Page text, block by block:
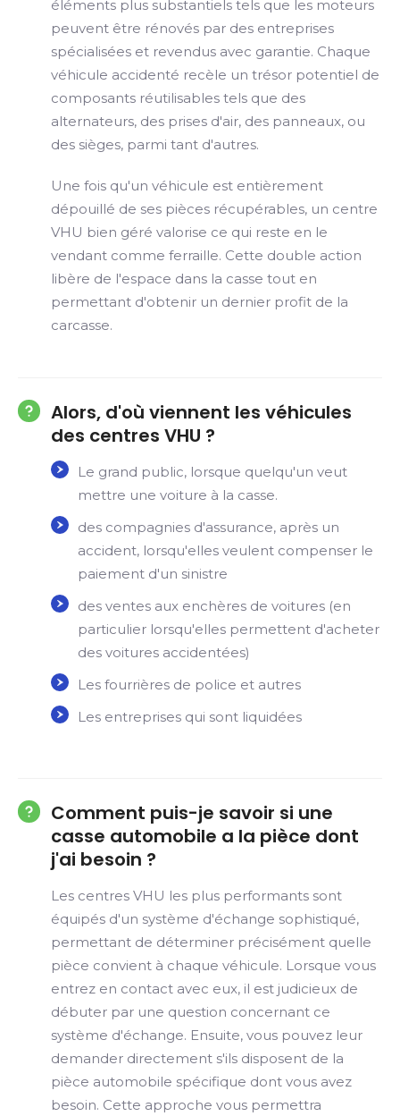
éléments plus substantiels tels que les moteurs
peuvent être rénovés par des entreprises
spécialisées et revendus avec garantie. Chaque
véhicule accidenté recèle un trésor potentiel de
composants réutilisables tels que des
alternateurs, des prises d'air, des panneaux, ou
des sièges, parmi tant d'autres.
Une fois qu'un véhicule est entièrement
dépouillé de ses pièces récupérables, un centre
VHU bien géré valorise ce qui reste en le
vendant comme ferraille. Cette double action
libère de l'espace dans la casse tout en
permettant d'obtenir un dernier profit de la
carcasse.
Alors, d'où viennent les véhicules
des centres VHU ?
Le grand public, lorsque quelqu'un veut
mettre une voiture à la casse.
des compagnies d'assurance, après un
accident, lorsqu'elles veulent compenser le
paiement d'un sinistre
des ventes aux enchères de voitures (en
particulier lorsqu'elles permettent d'acheter
des voitures accidentées)
Les fourrières de police et autres
Les entreprises qui sont liquidées
Comment puis-je savoir si une
casse automobile a la pièce dont
j'ai besoin ?
Les centres VHU les plus performants sont
équipés d'un système d'échange sophistiqué,
permettant de déterminer précisément quelle
pièce convient à chaque véhicule. Lorsque vous
entrez en contact avec eux, il est judicieux de
débuter par une question concernant ce
système d'échange. Ensuite, vous pouvez leur
demander directement s'ils disposent de la
pièce automobile spécifique dont vous avez
besoin. Cette approche vous permettra